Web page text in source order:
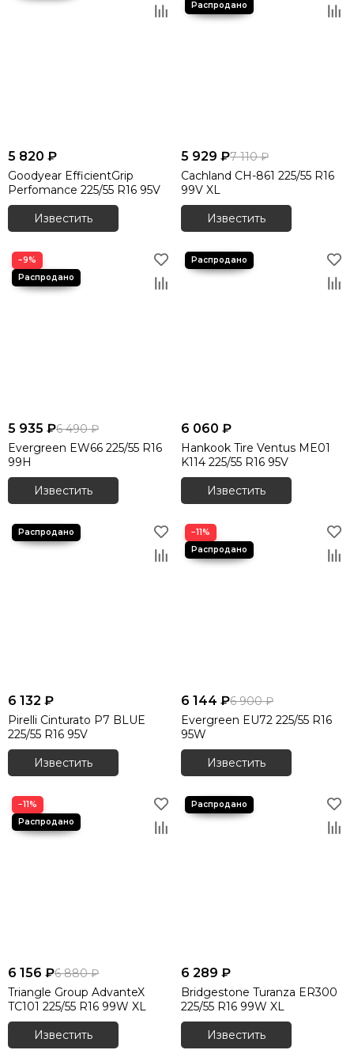
5 820 ₽
Goodyear EfficientGrip
Perfomance 225/55 R16 95V
Известить
5 929 ₽7 110 ₽
Cachland CH-861 225/55 R16
99V XL
Известить
−9%
5 935 ₽6 490 ₽
Evergreen EW66 225/55 R16
99H
Известить
6 060 ₽
Hankook Tire Ventus ME01
K114 225/55 R16 95V
Известить
6 132 ₽
Pirelli Cinturato P7 BLUE
225/55 R16 95V
Известить
−11%
6 144 ₽6 900 ₽
Evergreen EU72 225/55 R16
95W
Известить
−11%
6 156 ₽6 880 ₽
Triangle Group AdvanteX
TC101 225/55 R16 99W XL
Известить
6 289 ₽
Bridgestone Turanza ER300
225/55 R16 99W XL
Известить